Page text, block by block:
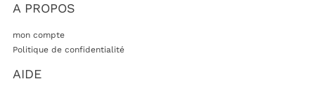
A PROPOS
mon compte
Politique de confidentialité
AIDE